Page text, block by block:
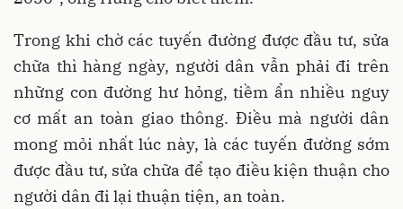
Trong khi chờ các tuyến đường được đầu tư, sửa
chữa thì hàng ngày, người dân vẫn phải đi trên
những con đường hư hỏng, tiềm ẩn nhiều nguy
cơ mất an toàn giao thông. Điều mà người dân
mong mỏi nhất lúc này, là các tuyến đường sớm
được đầu tư, sửa chữa để tạo điều kiện thuận cho
người dân đi lại thuận tiện, an toàn.